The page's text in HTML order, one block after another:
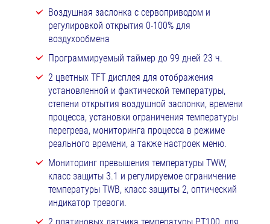
Воздушная заслонка с сервоприводом и
регулировкой открытия 0-100% для
воздухообмена
Программируемый таймер до 99 дней 23 ч.
2 цветных TFT дисплея для отображения
установленной и фактической температуры,
степени открытия воздушной заслонки, времени
процесса, установки ограничения температуры
перегрева, мониторинга процесса в режиме
реального времени, а также настроек меню.
Мониторинг превышения температуры TWW,
класс защиты 3.1 и регулируемое ограничение
температуры TWB, класс защиты 2, оптический
индикатор тревоги.